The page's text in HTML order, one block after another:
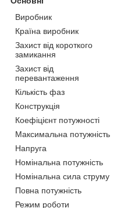
Виробник
Країна виробник
Захист від короткого
замикання
Захист від
перевантаження
Кількість фаз
Конструкція
Коефіцієнт потужності
Максимальна потужність
Напруга
Номінальна потужність
Номінальна сила струму
Повна потужність
Режим роботи